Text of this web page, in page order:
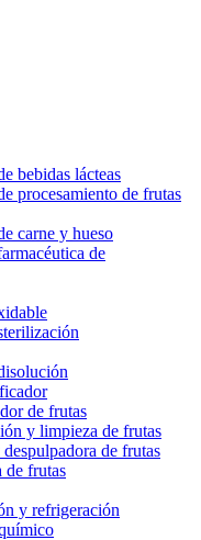
bebidas lácteas
procesamiento de frutas
carne y hueso
de
de frutas
y limpieza de frutas
de frutas
de frutas
y refrigeración